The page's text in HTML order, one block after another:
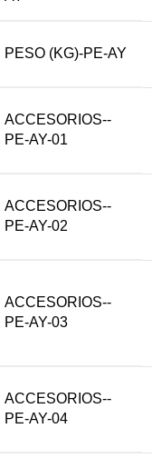
PESO (KG)-PE-AY
ACCESORIOS--
PE-AY-01
ACCESORIOS--
PE-AY-02
ACCESORIOS--
PE-AY-03
ACCESORIOS--
PE-AY-04